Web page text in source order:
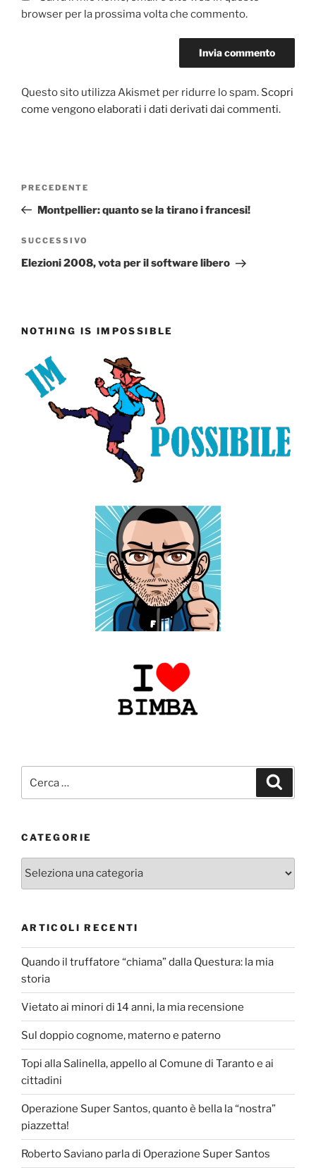
browser per la prossima volta che commento.
Questo sito utilizza Akismet per ridurre lo spam. Scopri
come vengono elaborati i dati derivati dai commenti.
Articolo
precedente:
PRECEDENTE
Montpellier: quanto se la tirano i francesi!
Articolo
successivo
SUCCESSIVO
Elezioni 2008, vota per il software libero
NOTHING IS IMPOSSIBLE
CATEGORIE
Categorie
ARTICOLI RECENTI
Quando il truffatore “chiama” dalla Questura: la mia
storia
Vietato ai minori di 14 anni, la mia recensione
Sul doppio cognome, materno e paterno
Topi alla Salinella, appello al Comune di Taranto e ai
cittadini
Operazione Super Santos, quanto è bella la “nostra”
piazzetta!
Roberto Saviano parla di Operazione Super Santos